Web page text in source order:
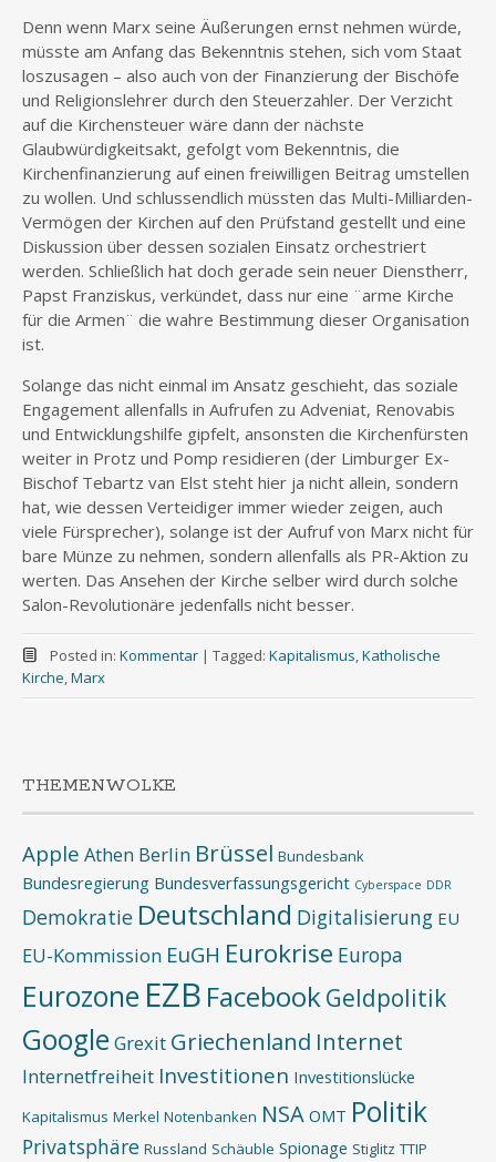
Denn wenn Marx seine Äußerungen ernst nehmen würde,
müsste am Anfang das Bekenntnis stehen, sich vom Staat
loszusagen – also auch von der Finanzierung der Bischöfe
und Religionslehrer durch den Steuerzahler. Der Verzicht
auf die Kirchensteuer wäre dann der nächste
Glaubwürdigkeitsakt, gefolgt vom Bekenntnis, die
Kirchenfinanzierung auf einen freiwilligen Beitrag umstellen
zu wollen. Und schlussendlich müssten das Multi-Milliarden-
Vermögen der Kirchen auf den Prüfstand gestellt und eine
Diskussion über dessen sozialen Einsatz orchestriert
werden. Schließlich hat doch gerade sein neuer Dienstherr,
Papst Franziskus, verkündet, dass nur eine ¨arme Kirche
für die Armen¨ die wahre Bestimmung dieser Organisation
ist.
Solange das nicht einmal im Ansatz geschieht, das soziale
Engagement allenfalls in Aufrufen zu Adveniat, Renovabis
und Entwicklungshilfe gipfelt, ansonsten die Kirchenfürsten
weiter in Protz und Pomp residieren (der Limburger Ex-
Bischof Tebartz van Elst steht hier ja nicht allein, sondern
hat, wie dessen Verteidiger immer wieder zeigen, auch
viele Fürsprecher), solange ist der Aufruf von Marx nicht für
bare Münze zu nehmen, sondern allenfalls als PR-Aktion zu
werten. Das Ansehen der Kirche selber wird durch solche
Salon-Revolutionäre jedenfalls nicht besser.
Posted in: Kommentar | Tagged: Kapitalismus,Katholische
Kirche,Marx
THEMENWOLKE
Apple Athen Berlin Brüssel Bundesbank
Bundesregierung Bundesverfassungsgericht Cyberspace DDR
Demokratie Deutschland Digitalisierung EU
EU-Kommission EuGH Eurokrise Europa
Eurozone EZB FacebookGeldpolitik
Google Grexit Griechenland Internet
Internetfreiheit Investitionen Investitionslücke
Kapitalismus Merkel Notenbanken NSA OMT Politik
Privatsphäre Russland Schäuble Spionage Stiglitz TTIP